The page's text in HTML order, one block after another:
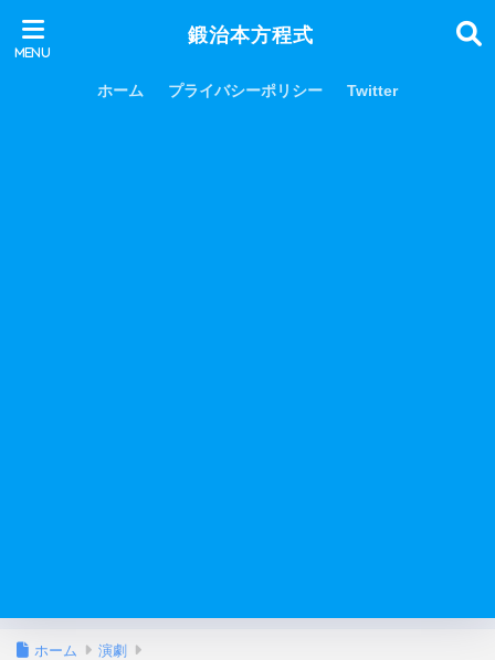
鍛治本方程式
ホーム プライバシーポリシー Twitter
ホーム 演劇